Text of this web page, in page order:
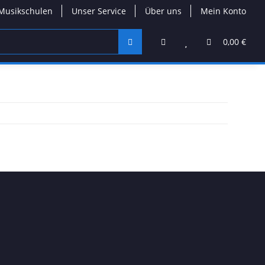
Unser Service Über uns Mein Konto
0,00 €